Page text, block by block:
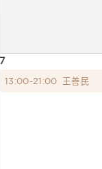
7
13:00-21:00 王善民